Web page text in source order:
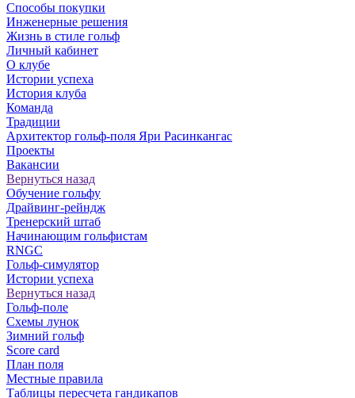
Способы покупки
Инженерные решения
Жизнь в стиле гольф
Личный кабинет
О клубе
Истории успеха
История клуба
Команда
Традиции
Архитектор гольф-поля Яри Расинкангас
Проекты
Вакансии
Вернуться назад
Обучение гольфу
Драйвинг-рейндж
Тренерский штаб
Начинающим гольфистам
RNGC
Гольф-симулятор
Истории успеха
Вернуться назад
Гольф-поле
Схемы лунок
Зимний гольф
Score card
План поля
Местные правила
Таблицы пересчета гандикапов